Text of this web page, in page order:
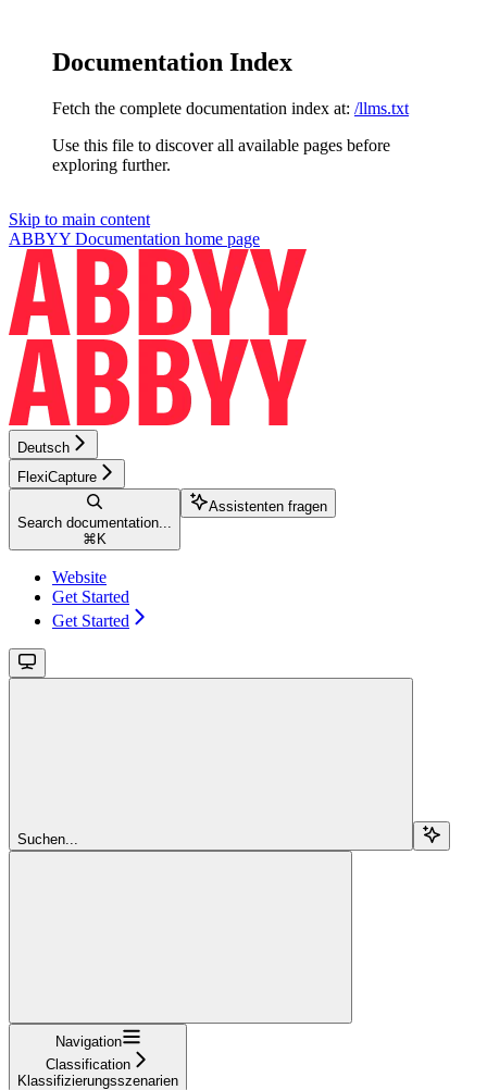
Documentation Index
Fetch the complete documentation index at: /llms.txt
Use this file to discover all available pages before
exploring further.
Skip to main content
ABBYY Documentation home page
Deutsch
FlexiCapture
Search documentation...
⌘ K
Assistenten fragen
Website
Get Started
Get Started
Suchen...
Navigation
Classification
Klassifizierungsszenarien